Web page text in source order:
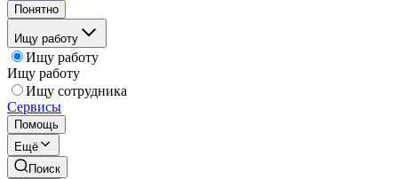
Понятно
Ищу работу
Ищу работу
Ищу работу
Ищу сотрудника
Сервисы
Помощь
Ещё
Поиск